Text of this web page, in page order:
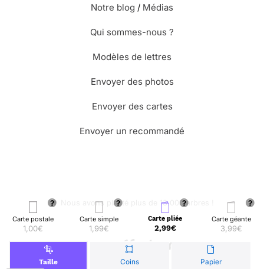
Carte postale
1,00€
Carte simple
1,99€
Carte pliée
2,99€
Carte géante
3,99€
Taille Coins Papier
Notre blog / Médias
Qui sommes-nous ?
Modèles de lettres
Envoyer des photos
Envoyer des cartes
Envoyer un recommandé
🌳 Nous avons planté plus de 13.000 arbres !
© Merci Facteur